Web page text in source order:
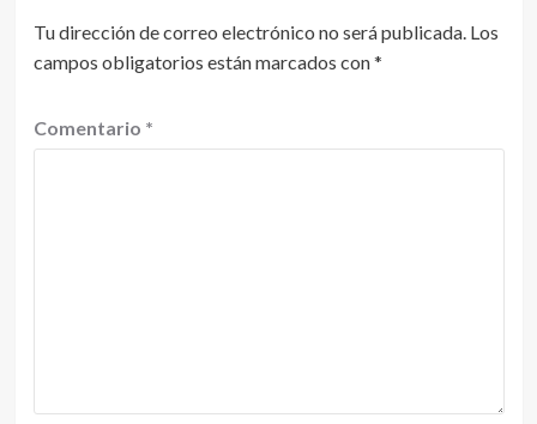
Tu dirección de correo electrónico no será publicada. Los
campos obligatorios están marcados con*
Comentario *